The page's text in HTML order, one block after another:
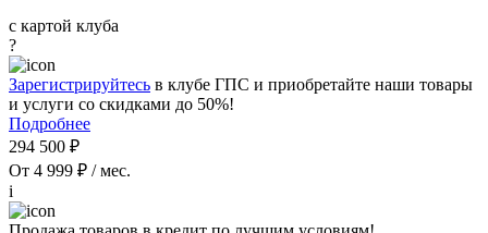
с картой клуба
?
Зарегистрируйтесь в клубе ГПС и приобретайте наши товары
и услуги со скидками до 50%!
Подробнее
294 500 ₽
От 4 999 ₽ / мес.
i